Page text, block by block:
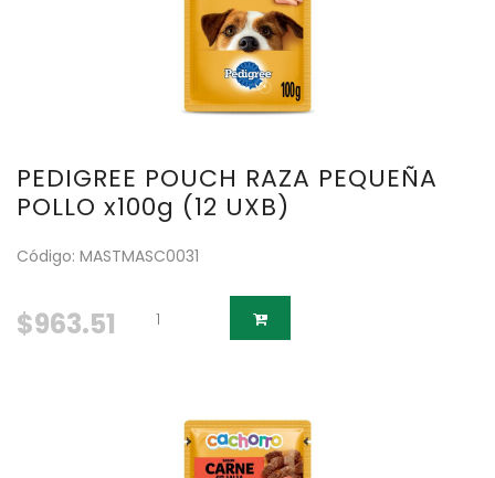
PEDIGREE POUCH RAZA PEQUEÑA
POLLO x100g (12 UXB)
Código: MASTMASC0031
$963.51